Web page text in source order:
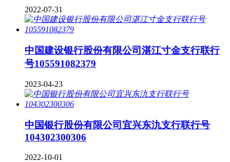
2022-07-31
中国建设银行股份有限公司湛江寸金支行联行
号105591082379
2023-04-23
中国银行股份有限公司宜兴东氿支行联行号
104302300306
2022-10-01